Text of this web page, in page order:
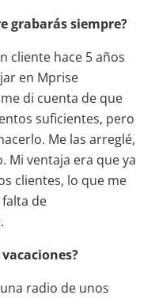
grabarás siempre?
cliente hace 5 años
en Mprise
di cuenta de que
suficientes, pero
Me las arreglé,
Mi ventaja era que ya
clientes, lo que me
de
radio de unos